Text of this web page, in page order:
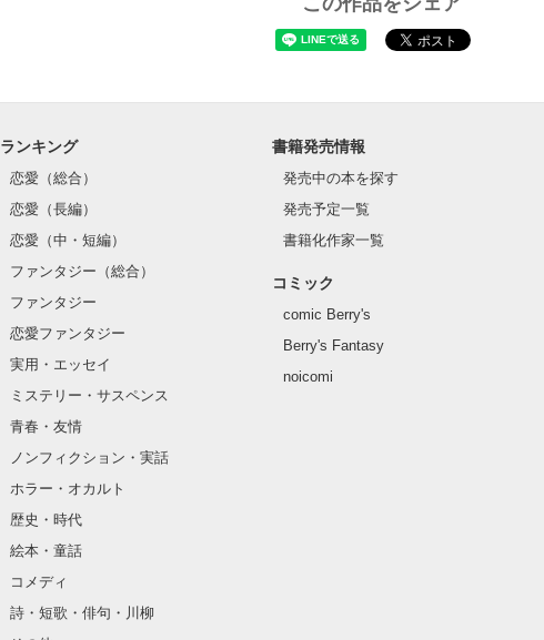
ランキング
恋愛（総合）
恋愛（長編）
恋愛（中・短編）
ファンタジー（総合）
ファンタジー
恋愛ファンタジー
実用・エッセイ
ミステリー・サスペンス
青春・友情
ノンフィクション・実話
ホラー・オカルト
歴史・時代
絵本・童話
コメディ
詩・短歌・俳句・川柳
書籍発売情報
発売中の本を探す
発売予定一覧
書籍化作家一覧
コミック
comic Berry's
Berry's Fantasy
noicomi